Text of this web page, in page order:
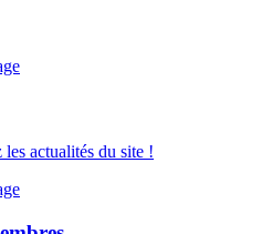
actualités du site !